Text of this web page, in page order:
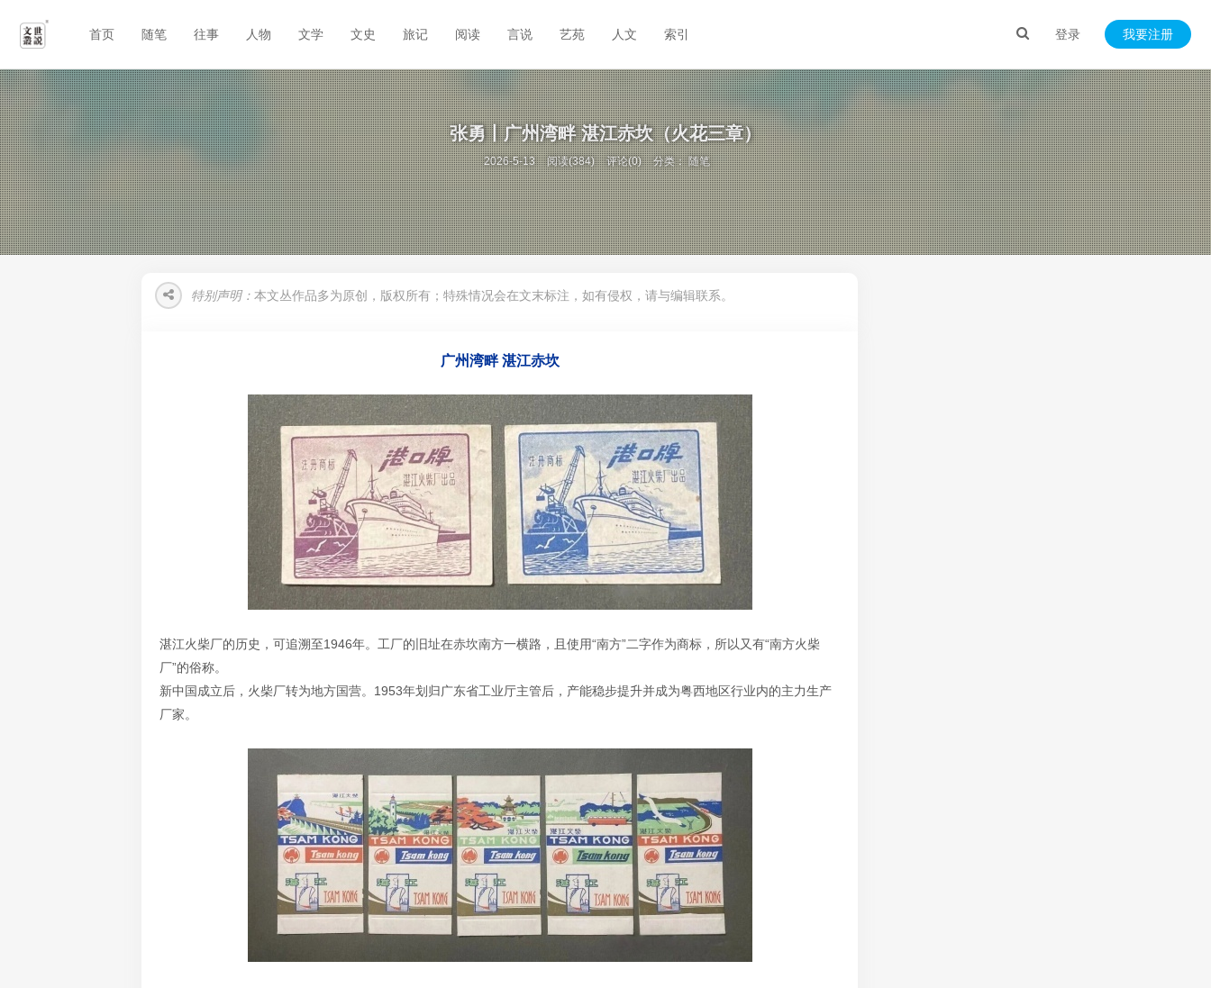
登录 我要注册
首页 随笔 往事 人物 文学 文史 旅记 阅读 言说 艺苑 人文 索引
张勇丨广州湾畔 湛江赤坎（火花三章）
2026-5-13 阅读(384) 评论(0) 分类：随笔
特别声明： 本文丛作品多为原创，版权所有；特殊情况会在文末标注，如有侵权，请与编辑联系。
广州湾畔 湛江赤坎
湛江火柴厂的历史，可追溯至1946年。工厂的旧址在赤坎南方一横路，且使用“南方”二字作为商标，所以又有“南方火柴
厂”的俗称。
新中国成立后，火柴厂转为地方国营。1953年划归广东省工业厅主管后，产能稳步提升并成为粤西地区行业内的主力生产
厂家。